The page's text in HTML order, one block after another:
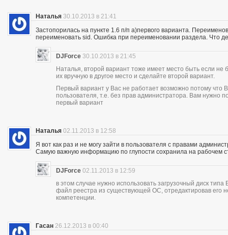
Наталья 30.10.2013 в 21:41
Застопорилась на пункте 1.6 п/п а)первого варианта.
переименовать sid. Ошибка при переименовании раздела. Что
DJForce 30.10.2013 в 21:45
Наталья, второй вариант тоже имеет место быть если не
их вручную в другое место и сделайте второй вариант.
Первый вариант у Вас не работает возможно потому что
пользователя, т.е. без прав администратора. Вам нужно
первый вариант
Наталья 02.11.2013 в 12:58
Я вот как раз и не могу зайти в пользователя с правами
Самую важную информацию по глупости сохранила на рабочем
DJForce 02.11.2013 в 12:59
в этом случае нужно использовать загрузочный диск
файл реестра из существующей ОС, отредактировав его
компетенции.
Гасан 26.12.2013 в 00:40